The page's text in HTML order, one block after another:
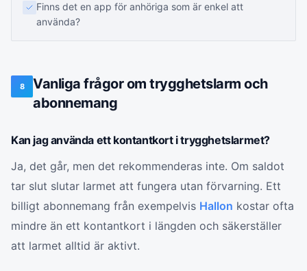
Finns det en app för anhöriga som är enkel att
använda?
8
Vanliga frågor om trygghetslarm och
abonnemang
Kan jag använda ett kontantkort i trygghetslarmet?
Ja, det går, men det rekommenderas inte. Om saldot
tar slut slutar larmet att fungera utan förvarning. Ett
billigt abonnemang från exempelvis Hallon kostar ofta
mindre än ett kontantkort i längden och säkerställer
att larmet alltid är aktivt.